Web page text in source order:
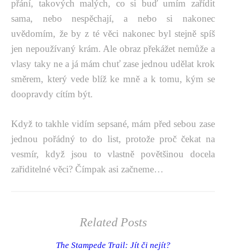
přání, takových malých, co si buď umím zařídit
sama, nebo nespěchají, a nebo si nakonec
uvědomím, že by z té věci nakonec byl stejně spíš
jen nepoužívaný krám. Ale obraz překážet nemůže a
vlasy taky ne a já mám chuť zase jednou udělat krok
směrem, který vede blíž ke mně a k tomu, kým se
doopravdy cítím být.
Když to takhle vidím sepsané, mám před sebou zase
jednou pořádný to do list, protože proč čekat na
vesmír, když jsou to vlastně povětšinou docela
zařiditelné věci? Čímpak asi začneme…
Related Posts
The Stampede Trail: Jít či nejít?